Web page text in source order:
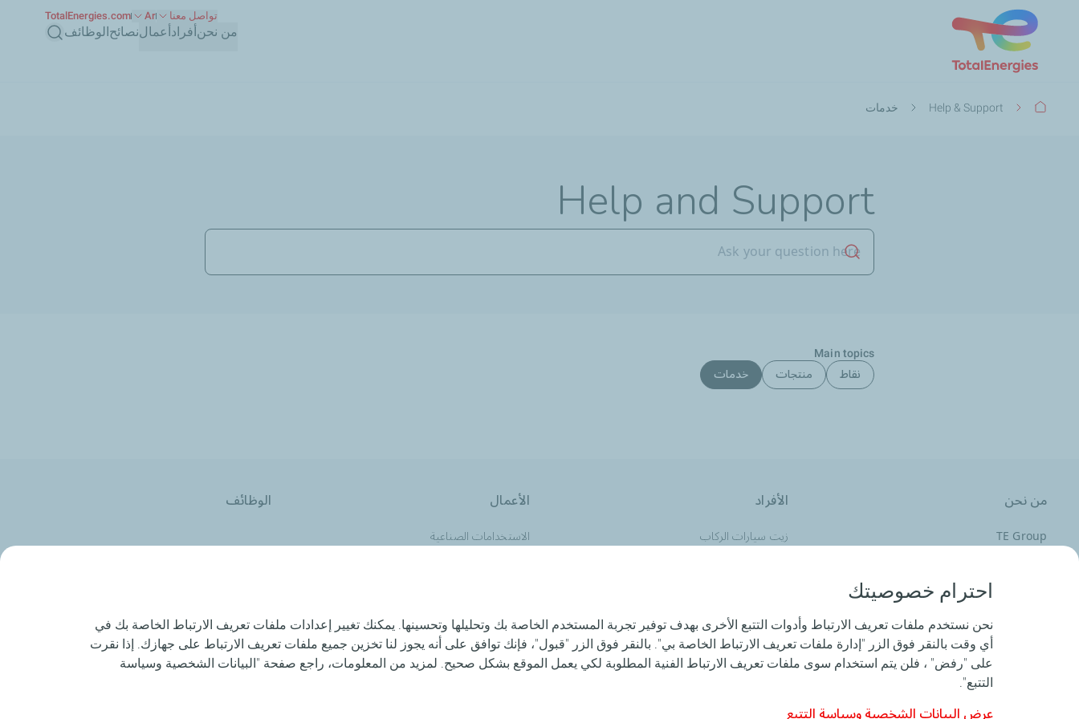
من نحنأفرادأعمالنصائحالوظائفبحث
تواصل معنا Ar
TotalEnergies.com
مسار Help & Support خدمات
Help and Support
بدء البحث
Main topics
نقاط منتجات خدمات
من نحن
TE Group
قواعد السلوك
الأفراد
زيت سيارات الركاب
الأعمال
الاستخدامات الصناعية
الوظائف
المساعدة والدعم
احترام خصوصيتك
نحن نستخدم ملفات تعريف الارتباط وأدوات التتبع الأخرى بهدف توفير تجربة المستخدم الخاصة بك وتحليلها وتحسينها. يمكنك تغيير إعدادات ملفات تعريف الارتباط الخاصة بك في
أي وقت بالنقر فوق الزر "إدارة ملفات تعريف الارتباط الخاصة بي". بالنقر فوق الزر "قبول"، فإنك توافق على أنه يجوز لنا تخزين جميع ملفات تعريف الارتباط على جهازك. إذا نقرت
على "رفض" ، فلن يتم استخدام سوى ملفات تعريف الارتباط الفنية المطلوبة لكي يعمل الموقع بشكل صحيح. لمزيد من المعلومات، راجع صفحة "البيانات الشخصية وسياسة
التتبع".